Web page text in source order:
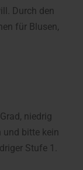
Durch den
für Blusen,
niedrig
und bitte kein
Stufe 1.